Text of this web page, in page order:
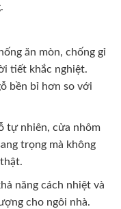
ăn mòn, chống gỉ
tiết khắc nghiệt.
bền bỉ hơn so với
tự nhiên, cửa nhôm
trọng mà không
năng cách nhiệt và
cho ngôi nhà.